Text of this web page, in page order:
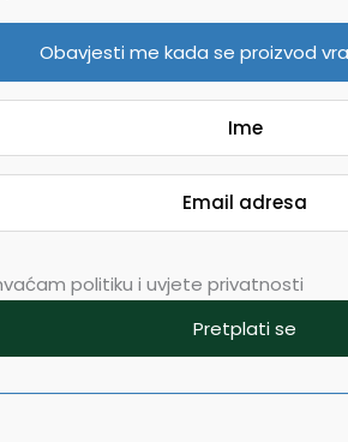
Obavjesti me kada se proizvod
politiku i uvjete privatnosti